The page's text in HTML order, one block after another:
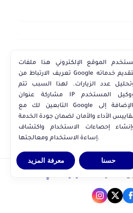
محفوظة ©
الموقع الإلكتروني هذا ملفات
تعريف الارتباط من Google لتقديم خدماته
عدد الزيارات. لهذا السبب تتم
مشاركة عنوان IP ووكيل المستخدم
التابعين لك مع Google بالإضافة إلى
الأداء والأمان لضمان جودة الخدمة
إحصاءات الاستخدام واكتشاف
إساءة الاستخدام ومعالجتها.
معرفة المزيد حسنا